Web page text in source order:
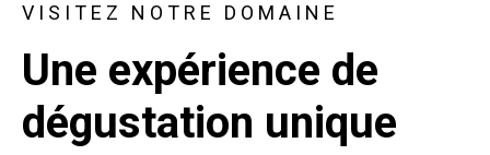
VISITEZ NOTRE DOMAINE
Une expérience de
dégustation unique